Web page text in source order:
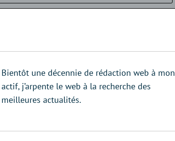
Bientôt une décennie de rédaction web à mon
actif, j’arpente le web à la recherche des
meilleures actualités.